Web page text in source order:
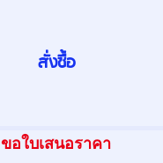
ขอใบเสนอราคา